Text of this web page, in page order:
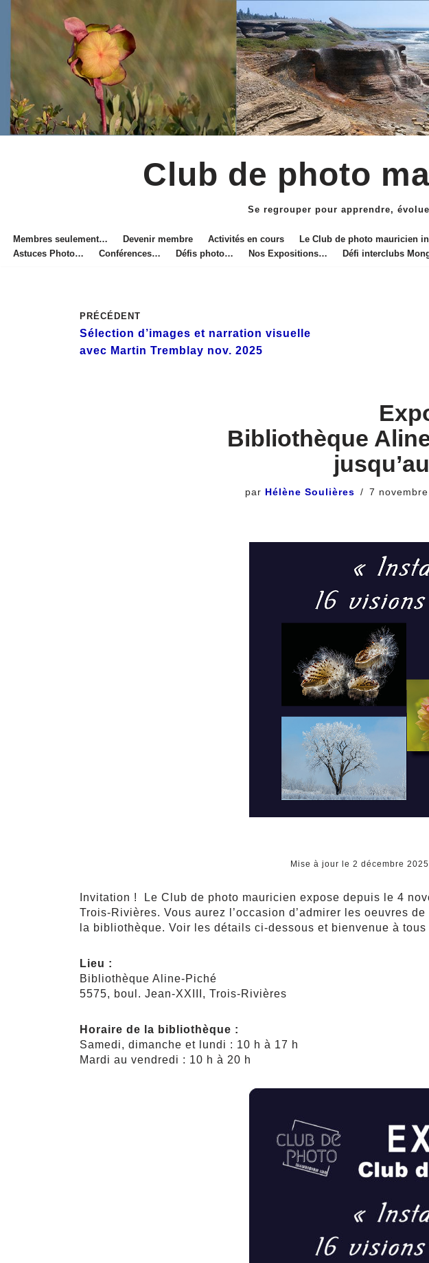
Club de photo
Se regrouper pour apprendre,
Membres seulement… Devenir membre Activités en cours Le Club de photo mauricien
Astuces Photo…
Conférences… Défis photo… Nos Expositions… Défi interclubs
PRÉCÉDENT
Sélection d’images et narration visuelle
avec Martin Tremblay nov. 2025
Bibliothèque
par Hélène Soulières 7
Mise à jour le 2 décembre
Invitation ! Le Club de photo mauricien expose depuis le 4
Trois-Rivières. Vous aurez l’occasion d’admirer les oeuvres
la bibliothèque. Voir les détails ci-dessous et bienvenue à tous
Lieu :
Bibliothèque Aline-Piché
5575, boul. Jean-XXIII, Trois-Rivières
Horaire de la bibliothèque :
Samedi, dimanche et lundi : 10 h à 17 h
Mardi au vendredi : 10 h à 20 h